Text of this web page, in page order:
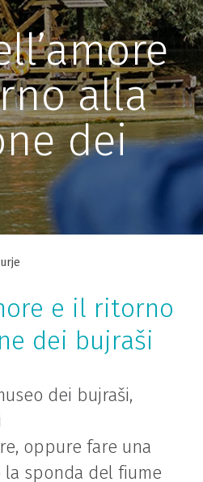
alla
dei
e il ritorno
dei bujraši
dei bujraši,
oppure fare una
la sponda del fiume